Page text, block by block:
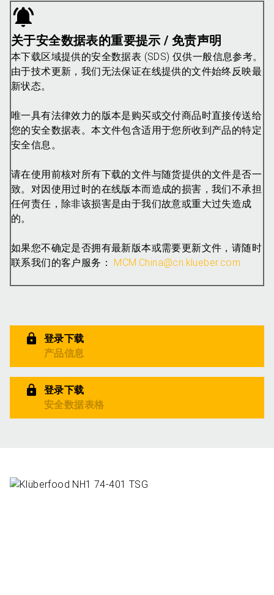
关于安全数据表的重要提示 / 免责声明
本下载区域提供的安全数据表 (SDS) 仅供一般信息参考。
由于技术更新，我们无法保证在线提供的文件始终反映最
新状态。
唯一具有法律效力的版本是购买或交付商品时直接传送给
您的安全数据表。本文件包含适用于您所收到产品的特定
安全信息。
请在使用前核对所有下载的文件与随货提供的文件是否一
致。对因使用过时的在线版本而造成的损害，我们不承担
任何责任，除非该损害是由于我们故意或重大过失造成
的。
如果您不确定是否拥有最新版本或需要更新文件，请随时
联系我们的客户服务： MCM.China@cn.klueber.com
登录下载
产品信息
登录下载
安全数据表格